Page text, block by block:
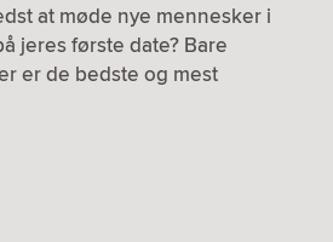
at møde nye mennesker i
jeres første date? Bare
er de bedste og mest